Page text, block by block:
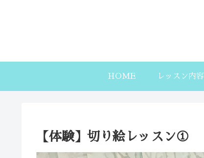
HOME レッスン内容
【体験】切り絵レッスン①